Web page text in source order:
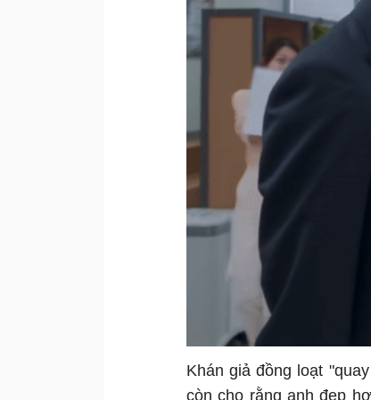
Khán giả đồng loạt
còn cho rằng anh đẹp